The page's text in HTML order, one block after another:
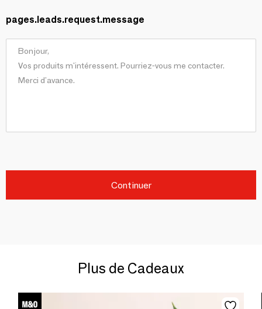
pages.leads.request.message
Continuer
Plus de Cadeaux